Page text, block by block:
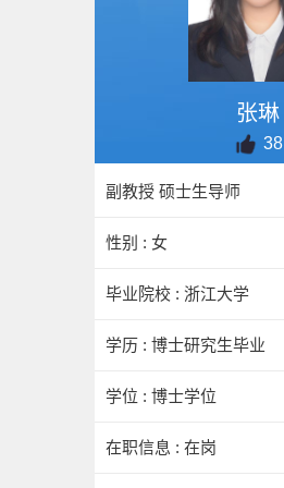
张琳
38
副教授 硕士生导师
性别 : 女
毕业院校 : 浙江大学
学历 : 博士研究生毕业
学位 : 博士学位
在职信息 : 在岗